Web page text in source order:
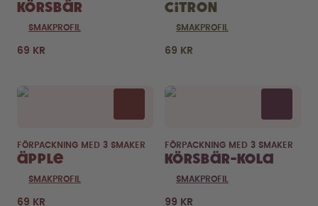
Körsbär
SMAKPROFIL
69 KR
Citron
SMAKPROFIL
69 KR
FÖRPACKNING MED 3 SMAKER
Äpple
SMAKPROFIL
69 KR
FÖRPACKNING MED 3 SMAKER
Körsbär-Kola
SMAKPROFIL
99 KR